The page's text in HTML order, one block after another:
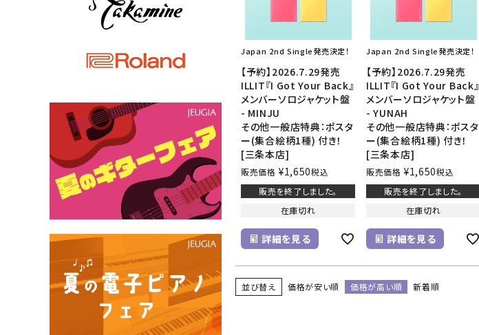
Japan 2nd Single発売決定！
【予約】2026.7.29発売
ILLIT『I Got Your Back』
メンバーソロジャケット盤
- MINJU
その他一般店特典：ポスタ
ー(集合絵柄1種) 付き！
[三条本店]
販売価格 ¥1,650税込
販売を終了しました。
在庫切れ
詳細を見る
Japan 2nd Single発売決定！
【予約】2026.7.29発売
ILLIT『I Got Your Back』
メンバーソロジャケット盤
- YUNAH
その他一般店特典：ポスタ
ー(集合絵柄1種) 付き！
[三条本店]
販売価格 ¥1,650税込
販売を終了しました。
在庫切れ
詳細を見る
並び替え 価格が安い順 価格が高い順 新着順